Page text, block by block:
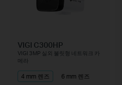
VIGI C300HP
VIGI 3MP 실외 불릿형 네트워크 카
메라
4 mm 렌즈 6 mm 렌즈